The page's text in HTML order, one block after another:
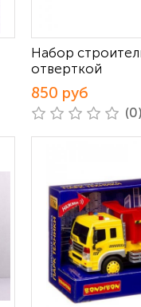
Набор
отверткой
850 руб